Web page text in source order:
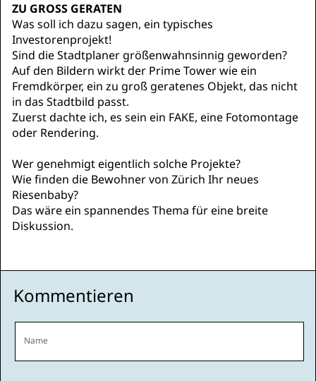
ZU GROSS GERATEN
Was soll ich dazu sagen, ein typisches
Investorenprojekt!
Sind die Stadtplaner größenwahnsinnig geworden?
Auf den Bildern wirkt der Prime Tower wie ein
Fremdkörper, ein zu groß geratenes Objekt, das nicht
in das Stadtbild passt.
Zuerst dachte ich, es sein ein FAKE, eine Fotomontage
oder Rendering.
Wer genehmigt eigentlich solche Projekte?
Wie finden die Bewohner von Zürich Ihr neues
Riesenbaby?
Das wäre ein spannendes Thema für eine breite
Diskussion.
Kommentieren
Name